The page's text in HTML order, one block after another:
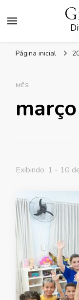
Página inicial
MÊS
Exibindo: 1 - 10